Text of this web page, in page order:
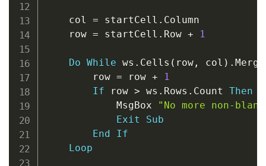
    col
= startCell . Column
    row
= startCell . Row + 1
Do While ws . Cells ( row, col ) .
        row
= row +
1
If row > ws . Rows . Count Then
            MsgBox
"No more non-
Exit
Sub
End
If
Loop